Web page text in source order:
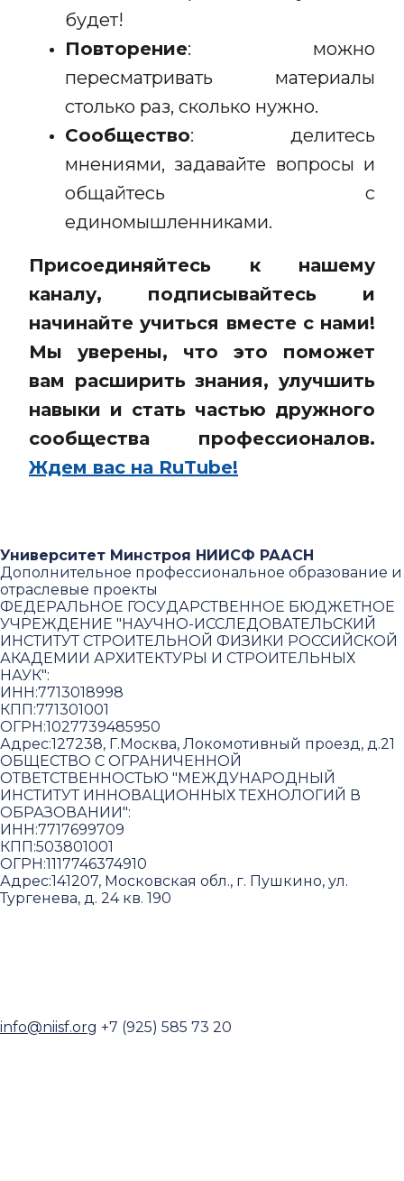
будет!
Повторение: можно
пересматривать материалы
столько раз, сколько нужно.
Сообщество: делитесь
мнениями, задавайте вопросы и
общайтесь с
единомышленниками.
Присоединяйтесь к нашему
каналу, подписывайтесь и
начинайте учиться вместе с нами!
Мы уверены, что это поможет
вам расширить знания, улучшить
навыки и стать частью дружного
сообщества профессионалов.
Ждем вас на RuTube!
Университет Минстроя НИИСФ РААСН
Дополнительное профессиональное образование и
отраслевые проекты
ФЕДЕРАЛЬНОЕ ГОСУДАРСТВЕННОЕ БЮДЖЕТНОЕ
УЧРЕЖДЕНИЕ "НАУЧНО-ИССЛЕДОВАТЕЛЬСКИЙ
ИНСТИТУТ СТРОИТЕЛЬНОЙ ФИЗИКИ РОССИЙСКОЙ
АКАДЕМИИ АРХИТЕКТУРЫ И СТРОИТЕЛЬНЫХ
НАУК":
ИНН:7713018998
КПП:771301001
ОГРН:1027739485950
Адрес:127238, Г.Москва, Локомотивный проезд, д.21
ОБЩЕСТВО С ОГРАНИЧЕННОЙ
ОТВЕТСТВЕННОСТЬЮ "МЕЖДУНАРОДНЫЙ
ИНСТИТУТ ИННОВАЦИОННЫХ ТЕХНОЛОГИЙ В
ОБРАЗОВАНИИ":
ИНН:7717699709
КПП:503801001
ОГРН:1117746374910
Адрес:141207, Московская обл., г. Пушкино, ул.
Тургенева, д. 24 кв. 190
info@niisf.org +7 (925) 585 73 20